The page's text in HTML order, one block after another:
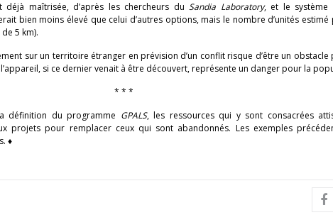
maîtrisée, d’après les chercheurs duSandia Laboratory, et le système
bien moins élevé que celui d’autres options, mais le nombre d’unités
5 km).
sur un territoire étranger en prévision d’un conflit risque d’être un
si ce dernier venait à être découvert, représente un danger pour la
* * *
définition du programme GPALS, les ressources qui y sont consacrées
projets pour remplacer ceux qui sont abandonnés. Les exemples
♦